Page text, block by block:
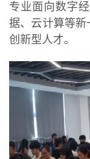
专业面向数字
据、云计算等
创新型人才。